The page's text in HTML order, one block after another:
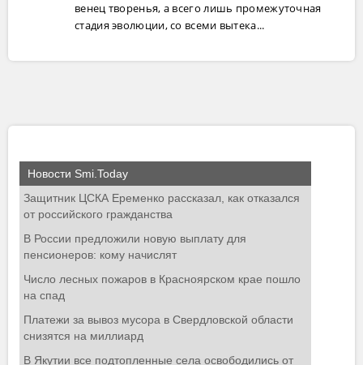
венец творенья, а всего лишь промежуточная
стадия эволюции, со всеми вытека...